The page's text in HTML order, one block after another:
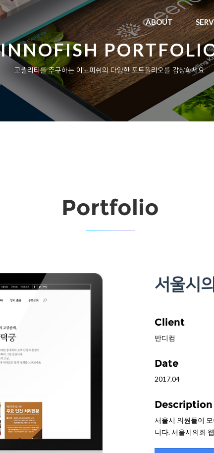
ABOUT
INNOFISH
고퀄리티를 추구하는 이노피쉬의 다양한 포트폴리오를 감상하세요
Portfolio
서울시
Client
반디컴
Date
2017.04
Description
서울시 의원들이
니다. 서울시의회